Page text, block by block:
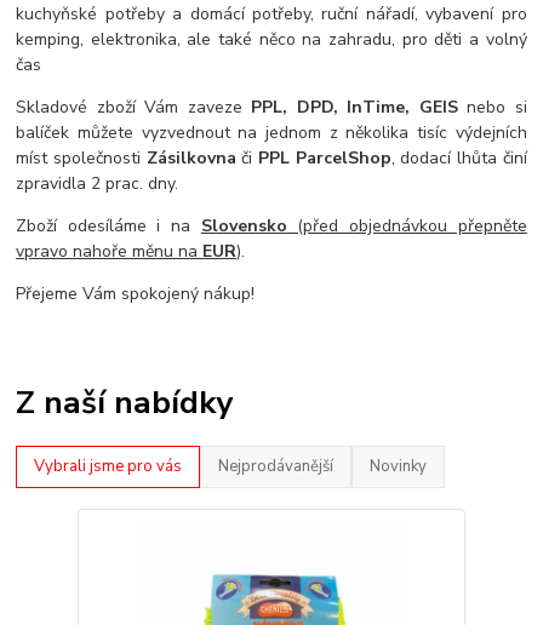
kuchyňské potřeby a domácí potřeby, ruční nářadí, vybavení pro
kemping, elektronika, ale také něco na zahradu, pro děti a volný
čas
Skladové zboží Vám zaveze PPL, DPD, InTime, GEISnebo si
balíček můžete vyzvednout na jednom z několika tisíc výdejních
míst společnosti Zásilkovnači PPL ParcelShop, dodací lhůta činí
zpravidla 2 prac. dny.
Zboží odesíláme i na Slovensko (před objednávkou přepněte
vpravo nahoře měnu na EUR).
Přejeme Vám spokojený nákup!
Z naší nabídky
Vybrali jsme pro vás Nejprodávanější Novinky